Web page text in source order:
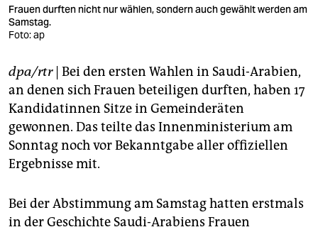
veranstaltungen
shop
fragen & hilfe
unterstützen
abo
genossenschaft
epaper login
Frauen durften nicht nur wählen, sondern auch gewählt werden am
Samstag.
Foto: ap
dpa/rtr| Bei den ersten Wahlen in Saudi-Arabien,
an denen sich Frauen beteiligen durften, haben 17
Kandidatinnen Sitze in Gemeinderäten
gewonnen. Das teilte das Innenministerium am
Sonntag noch vor Bekanntgabe aller offiziellen
Ergebnisse mit.
Bei der Abstimmung am Samstag hatten erstmals
in der Geschichte Saudi-Arabiens Frauen